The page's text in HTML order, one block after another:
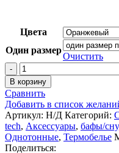
Цвета
Один размер
Очистить
Количество
товара
X-
Tech
X
TUBE
(Труба
Трансформер)
В корзину
Сравнить
Добавить в список
Артикул: Н/Д Категорий:
tech, Аксессуары, бафы/
Однотонные, Термобелье
Поделиться: